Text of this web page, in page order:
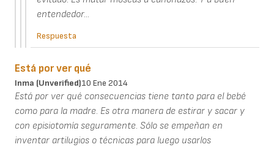
entendedor...
Respuesta
Está por ver qué
Inma (unverified)10 Ene 2014
Está por ver qué consecuencias tiene tanto para el bebé
como para la madre. Es otra manera de estirar y sacar y
con episiotomía seguramente. Sólo se empeñan en
inventar artilugios o técnicas para luego usarlos